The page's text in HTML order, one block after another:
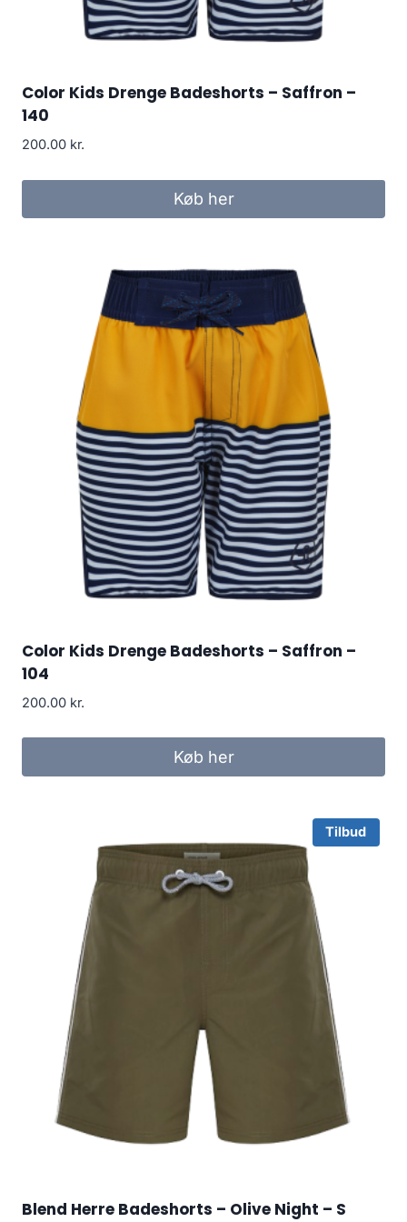
Color Kids Drenge Badeshorts – Saffron –
140
200.00 kr.
Køb her
Color Kids Drenge Badeshorts – Saffron –
104
200.00 kr.
Køb her
Tilbud
Blend Herre Badeshorts – Olive Night – S